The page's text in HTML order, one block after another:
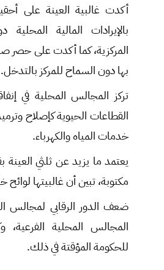
أكدت غالبية العينة على
بالإيرادات المالية
المركزية، كما أكدت على حصر
بها دون السماح للمركز بالتدخل.
تركز المجالس المحلية في
القطاعات الحيوية كإصلاح
خدمات المياه والكهرباء.
يعتمد ما يزيد عن ثلثي العينة
مكتوبة، تبين أن غالبيتها
ضعف الدور الرقابي لمجالس
المجالس المحلية
للحكومة المؤقتة في ذلك.